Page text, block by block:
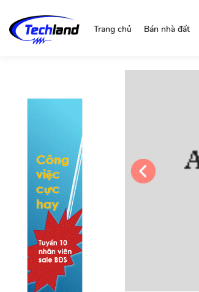
Trang chủ Bán nhà đất